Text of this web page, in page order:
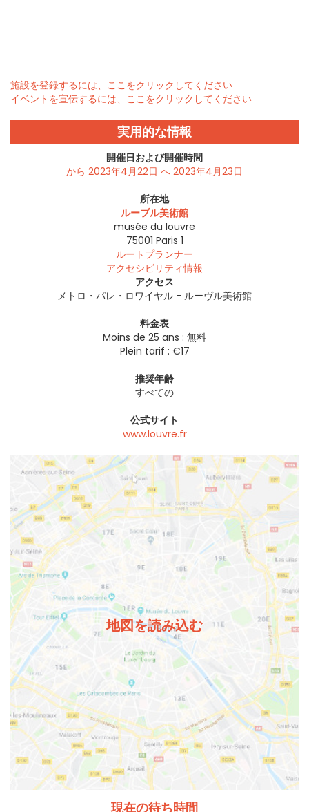
施設を登録するには、ここをクリックしてください
イベントを宣伝するには、ここをクリックしてください
実用的な情報
開催日および開催時間
から 2023年4月22日 へ 2023年4月23日
所在地
ルーブル美術館
musée du louvre
75001 Paris 1
ルートプランナー
アクセシビリティ情報
アクセス
メトロ・パレ・ロワイヤル - ルーヴル美術館
料金表
Moins de 25 ans : 無料
Plein tarif : €17
推奨年齢
すべての
公式サイト
www.louvre.fr
地図を読み込む
現在の待ち時間